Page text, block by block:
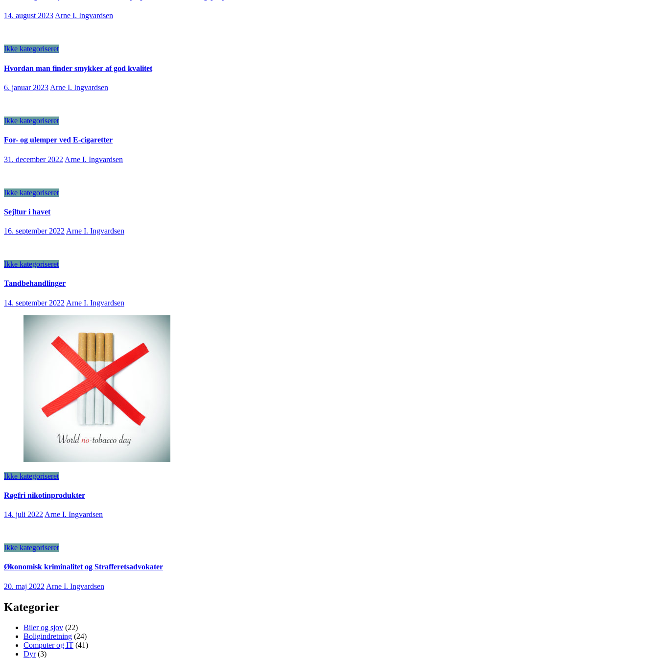
14. august 2023Arne I. Ingvardsen
Ikke kategoriseret
Hvordan man finder smykker af god kvalitet
6. januar 2023 Arne I. Ingvardsen
Ikke kategoriseret
For- og ulemper ved E-cigaretter
31. december 2022 Arne I. Ingvardsen
Ikke kategoriseret
Sejltur i havet
16. september 2022 Arne I. Ingvardsen
Ikke kategoriseret
Tandbehandlinger
14. september 2022 Arne I. Ingvardsen
Ikke kategoriseret
Røgfri nikotinprodukter
14. juli 2022 Arne I. Ingvardsen
Ikke kategoriseret
Økonomisk kriminalitet og Strafferetsadvokater
20. maj 2022 Arne I. Ingvardsen
Kategorier
Biler og sjov (22)
Boligindretning (24)
Computer og IT (41)
Dyr(3)